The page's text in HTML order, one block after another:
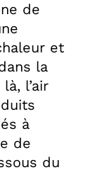
de
et
la
l’air
à
de
du